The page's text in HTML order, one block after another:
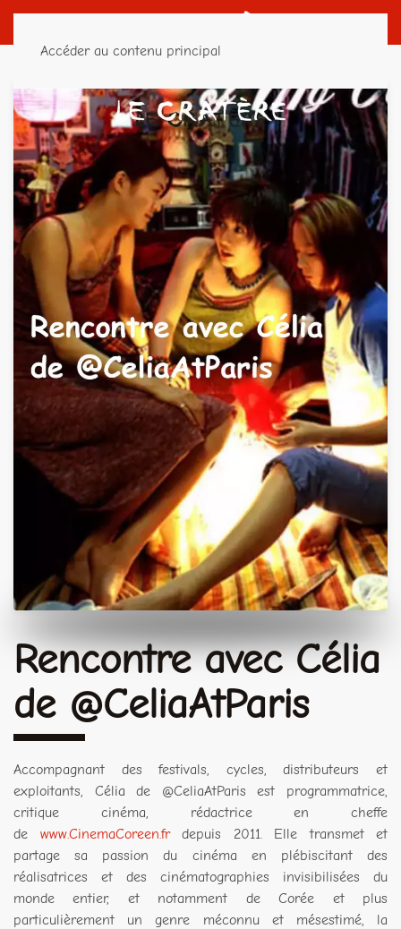
Accéder au contenu principal
Rencontre avec Célia
de @CeliaAtParis
Accompagnant des festivals, cycles, distributeurs et
exploitants, Célia de @CeliaAtParis est programmatrice,
critique cinéma, rédactrice en cheffe
de www.CinemaCoreen.frdepuis 2011. Elle transmet et
partage sa passion du cinéma en plébiscitant des
réalisatrices et des cinématographies invisibilisées du
monde entier, et notamment de Corée et plus
particulièrement un genre méconnu et mésestimé, la